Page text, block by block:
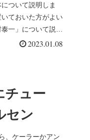
ついて説明しま
ておいた方がよい
一」について説明
2023.01.08
チュー
セン
、ケーラーかアン